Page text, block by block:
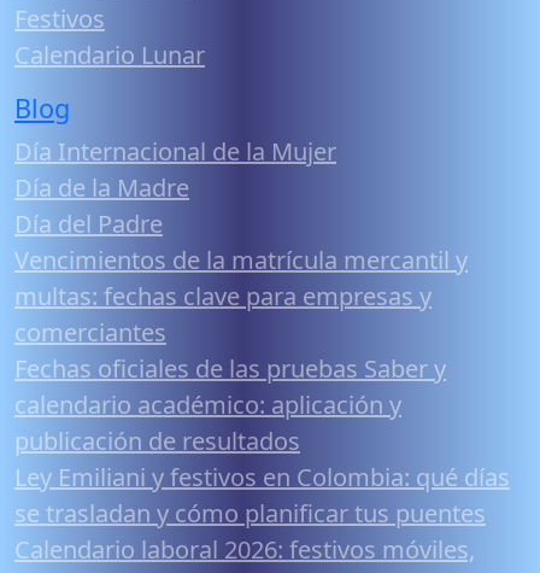
Festivos
Calendario Lunar
Blog
Día Internacional de la Mujer
Día de la Madre
Día del Padre
Vencimientos de la matrícula mercantil y
multas: fechas clave para empresas y
comerciantes
Fechas oficiales de las pruebas Saber y
calendario académico: aplicación y
publicación de resultados
Ley Emiliani y festivos en Colombia: qué días
se trasladan y cómo planificar tus puentes
Calendario laboral 2026: festivos móviles,